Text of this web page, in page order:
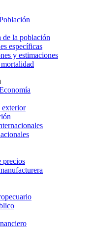
de la población
específicas
y estimaciones
exterior
precios